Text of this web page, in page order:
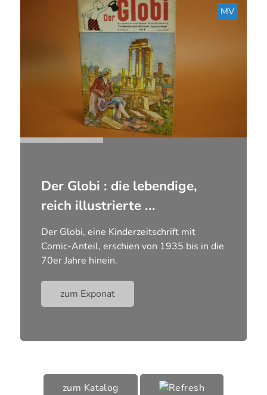
Der Globi : die lebendige,
reich illustrierte ...
Der Globi, eine Kinderzeitschrift mit
Comic-Anteil, erschien von 1935 bis in die
70er Jahre hinein.
zum Exponat
zum Katalog